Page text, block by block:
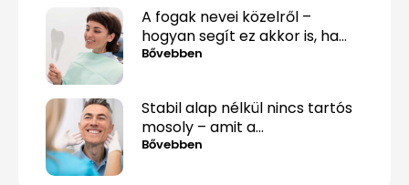
A fogak nevei közelről –
hogyan segít ez akkor is, ha
csak „valami fáj hátul”?
Bővebben
Stabil alap nélkül nincs tartós
mosoly – amit a
csontpótlásról tényleg tudnod
Bővebben